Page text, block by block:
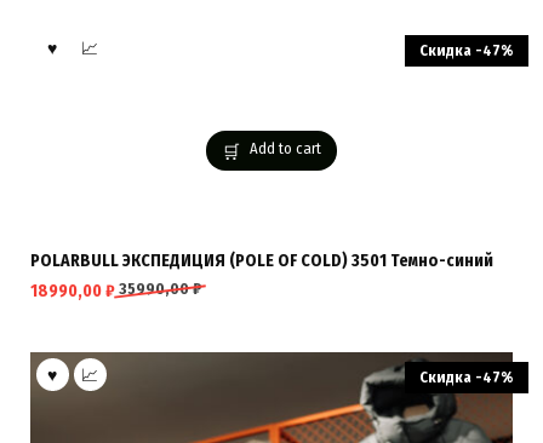
Add to cart
Скидка -47%
POLARBULL ЭКСПЕДИЦИЯ (POLE OF COLD) 3501 Темно-синий
35990,00₽
18990,00₽
Скидка -47%